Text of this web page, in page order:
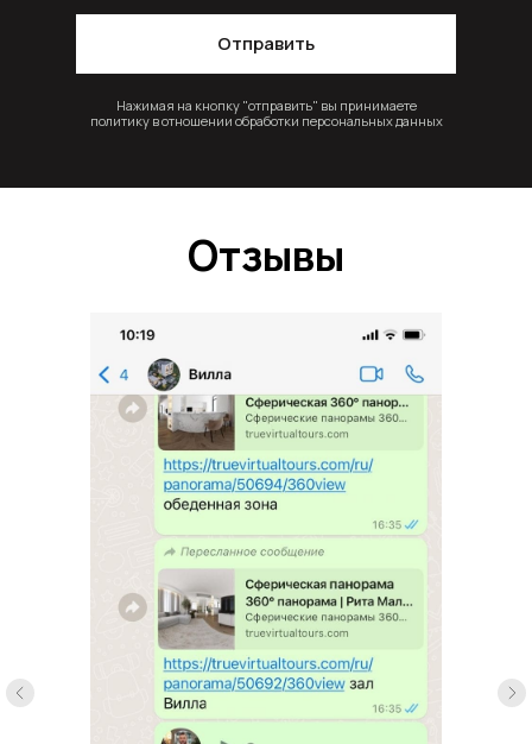
Проект "Grey Space"
Отправить
Нажимая на кнопку "отправить" вы принимаете
политику в отношении обработки персональных данных
Отзывы